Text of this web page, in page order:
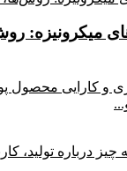
میکرونیزه:
و کارایی محصول